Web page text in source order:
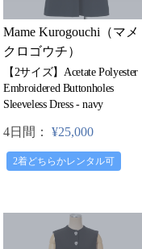
Mame Kurogouchi（マメ
クロゴウチ）
【2サイズ】Acetate Polyester
Embroidered Buttonholes
Sleeveless Dress - navy
4日間： ¥25,000
2着どちらかレンタル可